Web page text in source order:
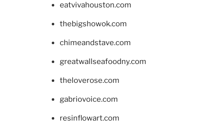
eatvivahouston.com
thebigshowok.com
chimeandstave.com
greatwallseafoodny.com
theloverose.com
gabriovoice.com
resinflowart.com